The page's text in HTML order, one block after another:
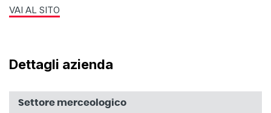
VAI AL SITO
Dettagli azienda
Settore merceologico